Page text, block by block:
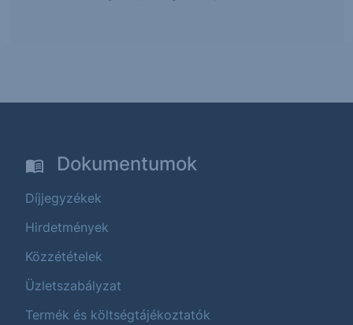
Dokumentumok
Díjjegyzékek
Hirdetmények
Közzétételek
Üzletszabályzat
Termék és költségtájékoztatók